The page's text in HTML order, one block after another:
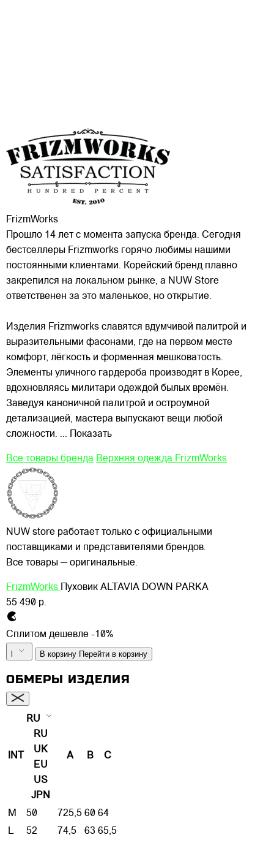
FrizmWorks
Прошло 14 лет с момента запуска бренда. Сегодня
бестселлеры Frizmworks горячо любимы нашими
постоянными клиентами. Корейский бренд плавно
закрепился на локальном рынке, а NUW Store
ответственен за это маленькое, но открытие.
Изделия Frizmworks славятся вдумчивой палитрой и
выразительными фасонами, где на первом месте
комфорт, лёгкость и форменная мешковатость.
Элементы уличного гардероба производят в Корее,
вдохновляясь милитари одеждой былых времён.
Заведуя каноничной палитрой и остроумной
детализацией, мастера выпускают вещи любой
сложности. ... Показать
Все товары бренда Верхняя одежда FrizmWorks
NUW store работает только с официальными
поставщиками и представителями брендов.
Все товары — оригинальные.
FrizmWorks
Пуховик ALTAVIA DOWN PARKA
55 490 р.
Сплитом дешевле -10%
l В корзину Перейти в корзину
ОБМЕРЫ ИЗДЕЛИЯ
INT
RU
RU
UK
EU
US
JPN
A B C
M 50 725,5 60 64
L
52 74,5 63 65,5